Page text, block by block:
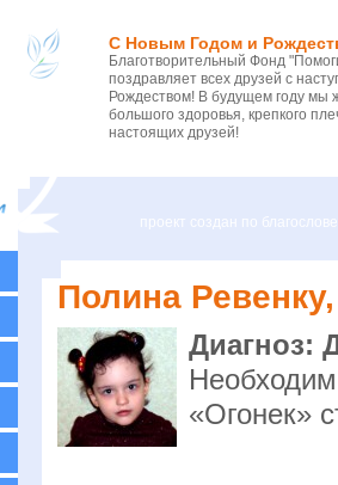
С Новым Годом и
Благотворительный Фонд
поздравляет всех друзей с
Рождеством! В будущем году
большого здоровья, крепкого
настоящих друзей!
проект создан по
Полина
Диагноз:
«Огонек»